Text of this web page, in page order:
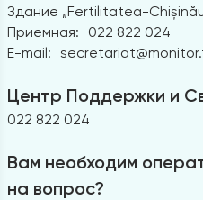
Здание „Fertilitatea-
Приемная:
022 822 024
E-mail:
Центр Поддержки и
022 822 024
Вам необходим
на вопрос?